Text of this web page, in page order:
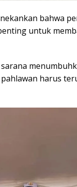
bahwa
untuk
harus